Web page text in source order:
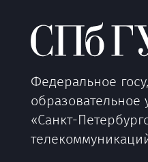
Федеральное
«Санкт-